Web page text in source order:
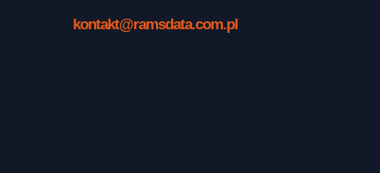
kontakt@ramsdata.com.pl